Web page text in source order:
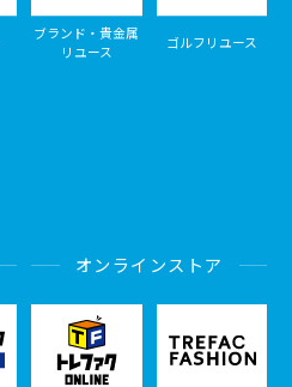
ブランド・貴金属
リユース
ゴルフリユース
オンラインストア